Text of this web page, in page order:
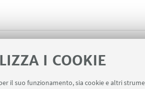
I COOKIE
il suo funzionamento, sia cookie e altri